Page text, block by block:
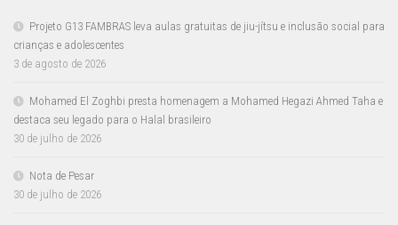
Projeto G13 FAMBRAS leva aulas gratuitas de jiu-jítsu e inclusão social para
crianças e adolescentes
3 de agosto de 2026
Mohamed El Zoghbi presta homenagem a Mohamed Hegazi Ahmed Taha e
destaca seu legado para o Halal brasileiro
30 de julho de 2026
Nota de Pesar
30 de julho de 2026